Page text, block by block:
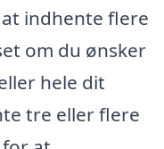
indhente flere
om du ønsker
hele dit
tre eller flere